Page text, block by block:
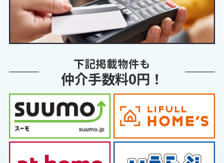
下記掲載物件も
仲介手数料0円！